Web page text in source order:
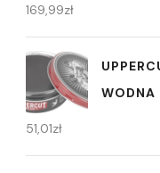
169,99zł
WODNA
51,01zł